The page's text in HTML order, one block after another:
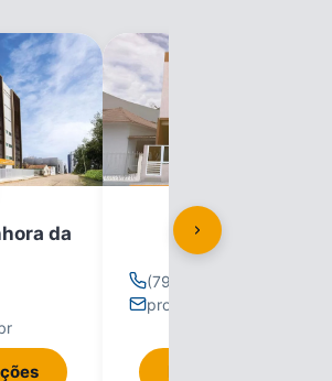
da
CEP Propriá
(79) 3212-1560
propria@se.senac.br